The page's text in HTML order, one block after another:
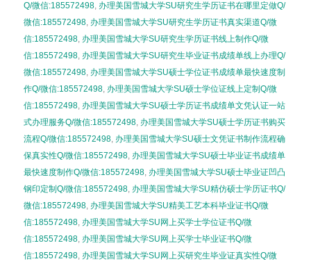
Q/微信:185572498, 办理美国雪城大学SU研究生学历证书在哪里定做Q/
微信:185572498, 办理美国雪城大学SU研究生学历证书真实渠道Q/微
信:185572498, 办理美国雪城大学SU研究生学历证书线上制作Q/微
信:185572498, 办理美国雪城大学SU研究生毕业证书成绩单线上办理Q/
微信:185572498, 办理美国雪城大学SU硕士学位证书成绩单最快速度制
作Q/微信:185572498, 办理美国雪城大学SU硕士学位证线上定制Q/微
信:185572498, 办理美国雪城大学SU硕士学历证书成绩单文凭认证一站
式办理服务Q/微信:185572498, 办理美国雪城大学SU硕士学历证书购买
流程Q/微信:185572498, 办理美国雪城大学SU硕士文凭证书制作流程确
保真实性Q/微信:185572498, 办理美国雪城大学SU硕士毕业证书成绩单
最快速度制作Q/微信:185572498, 办理美国雪城大学SU硕士毕业证凹凸
钢印定制Q/微信:185572498, 办理美国雪城大学SU精仿硕士学历证书Q/
微信:185572498, 办理美国雪城大学SU精美工艺本科毕业证书Q/微
信:185572498, 办理美国雪城大学SU网上买学士学位证书Q/微
信:185572498, 办理美国雪城大学SU网上买学士毕业证书Q/微
信:185572498, 办理美国雪城大学SU网上买研究生毕业证真实性Q/微